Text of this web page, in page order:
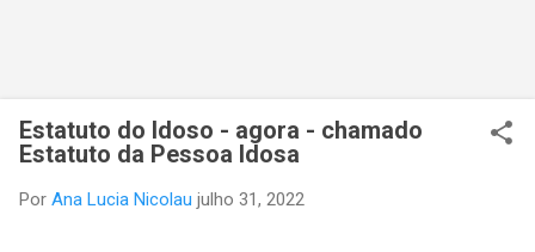
Estatuto do Idoso - agora - chamado
Estatuto da Pessoa Idosa
Por Ana Lucia Nicolau julho 31, 2022